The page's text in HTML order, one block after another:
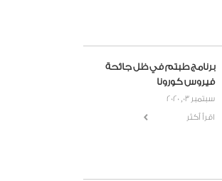
برنامج طبتم في ظل جائحة
فيروس كورونا
سبتمبر 03, 2020
اقرأ أكثر